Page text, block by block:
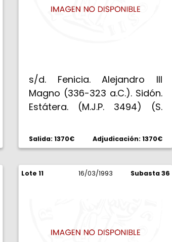
16,99 g. EBC.
s/d. Fenicia. Alejandro III
Magno (336-323 a.C.). Sidón.
Estátera. (M.J.P. 3494) (S.
Palas con yelmo corintio
empenachado, adornado de
serpiente. Rev: ALEXANDROU.
Victoria en pie a izquierda,
MBC+/EBC.
Salida: 1370€ Adjudicación: 1370€
Lote 11 16/03/1993 Subasta 36